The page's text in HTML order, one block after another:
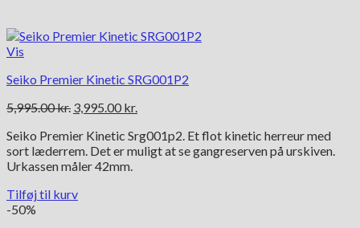
Vis
Seiko Premier Kinetic SRG001P2
5,995.00kr. Den
pris
var:
5,995.00 kr..
3,995.00 kr.
pris
er:
Seiko Premier Kinetic Srg001p2. Et flot kinetic herreur med
sort læderrem. Det er muligt at se gangreserven på urskiven.
Urkassen måler 42mm.
Tilføj til kurv
-50%